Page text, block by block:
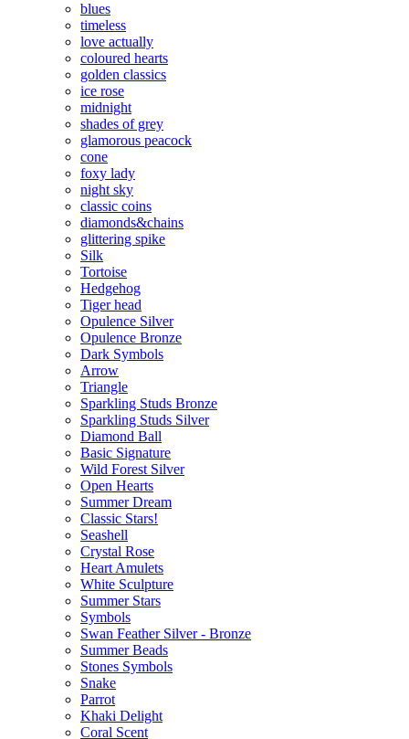
blues
timeless
love actually
coloured hearts
golden classics
ice rose
midnight
shades of grey
glamorous peacock
cone
foxy lady
night sky
classic coins
diamonds&chains
glittering spike
Silk
Tortoise
Hedgehog
Tiger head
Opulence Silver
Opulence Bronze
Dark Symbols
Arrow
Triangle
Sparkling Studs Bronze
Sparkling Studs Silver
Diamond Ball
Basic Signature
Wild Forest Silver
Open Hearts
Summer Dream
Classic Stars!
Seashell
Crystal Rose
Heart Amulets
White Sculpture
Summer Stars
Symbols
Swan Feather Silver - Bronze
Summer Beads
Stones Symbols
Snake
Parrot
Khaki Delight
Coral Scent